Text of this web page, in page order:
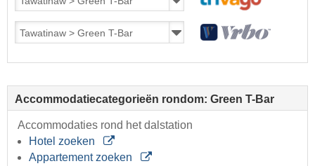
Accommodatiecategorieën rondom: Green T-Bar
Accommodaties rond het dalstation
Hotel zoeken
Appartement zoeken